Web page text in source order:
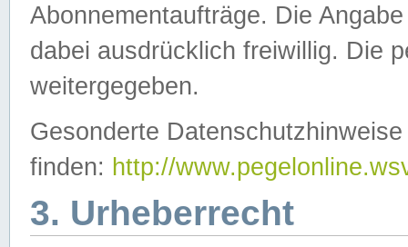
Abonnementaufträge. Die
dabei ausdrücklich freiwillig. Die
weitergegeben.
Gesonderte
finden: http://
3. Urheberrecht